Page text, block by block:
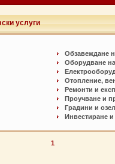
услуги
Обзавеждане
Оборудване
Отопление,
Ремонти и
Проучване и
Градини и
Инвестиране
1